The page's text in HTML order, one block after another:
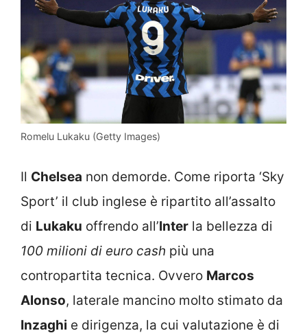
Romelu Lukaku (Getty Images)
Il Chelsea non demorde. Come riporta ‘Sky
Sport’ il club inglese è ripartito all’assalto
di Lukaku offrendo all’Inter la bellezza di
100 milioni di euro cash più una
contropartita tecnica. Ovvero Marcos
Alonso, laterale mancino molto stimato da
Inzaghi e dirigenza, la cui valutazione è di